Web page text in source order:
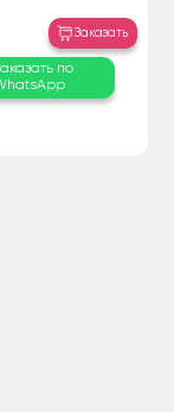
Заказать
по